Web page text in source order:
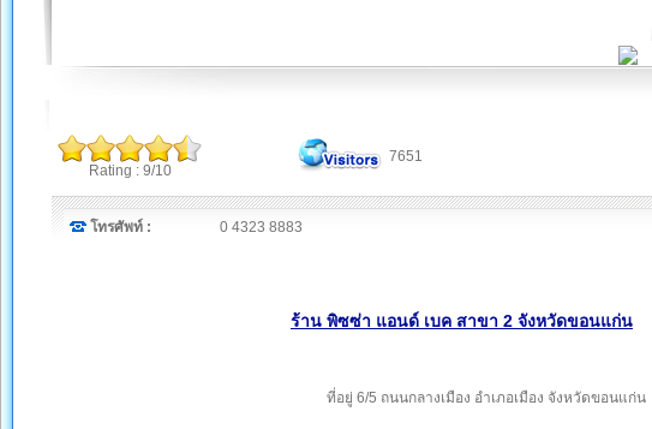
Rating : 9/10
7651
โทรศัพท์ : 0 4323 8883
ร้าน พิซซ่า แอนด์ เบค สาขา 2 จังหวัดขอนแก่น
ที่อยู่ 6/5 ถนนกลางเมือง อำเภอเมือง จังหวัดขอนแก่น